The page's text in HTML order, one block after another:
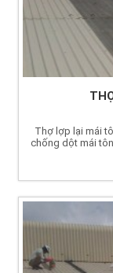
Thợ lợp lại mái
chống dột mái